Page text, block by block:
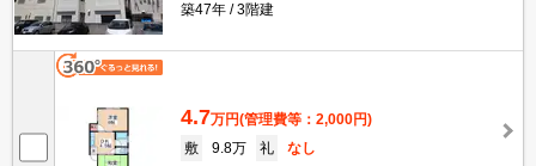
築47年
3階建
4.7万円(管理費等：2,000円)
敷
9.8万 礼
なし